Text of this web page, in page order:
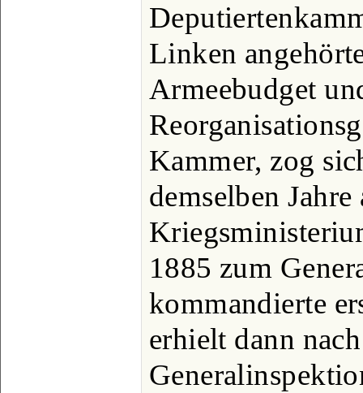
Linken
Armeebudget
Kammer, zog
demselben Jahre
1885 zum
kommandierte
erhielt dann